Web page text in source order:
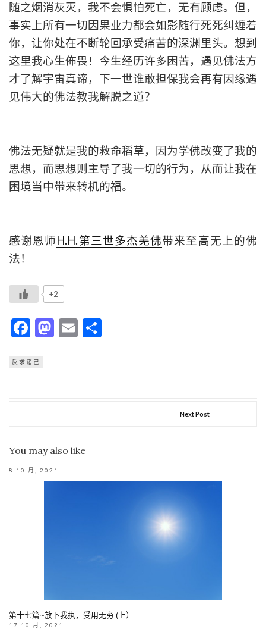
随之烟消灰灭，我不会惧怕死亡，无有顾虑。但，
事实上所有一切因果业力都会如影随行死死纠缠着
你，让你处在不断轮回承受痛苦的深渊里头。想到
这里我心生佈畏！今生经历许多困苦，遇见佛法方
才了解宇宙真谛，下一世谁敢担保我会再有因缘遇
见伟大的佛法教我解脱之道？
佛法无疑就是我的救命稻草，因为学佛改变了我的
思想，而思想则主导了我一切的行为，从而让我在
困境当中带来转机的福。
感谢恩师H.H.第三世多杰羌佛带来至高无上的佛
法！
+2
Facebook
Mastodon
Email
反求诸己
Next Post
You may also like
8 10 月, 2021
第十七篇~放下我执，受用无穷 (上）
17 10 月, 2021